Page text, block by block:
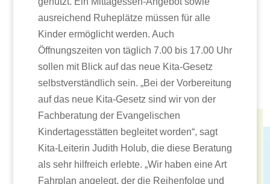
ausreichend Ruheplätze müssen für alle
Kinder ermöglicht werden. Auch
Öffnungszeiten von täglich 7.00 bis 17.00 Uhr
sollen mit Blick auf das neue Kita-Gesetz
selbstverständlich sein. „Bei der Vorbereitung
auf das neue Kita-Gesetz sind wir von der
Fachberatung der Evangelischen
Kindertagesstätten begleitet worden“, sagt
Kita-Leiterin Judith Holub, die diese Beratung
als sehr hilfreich erlebte. „Wir haben eine Art
Fahrplan angelegt, der die Reihenfolge und